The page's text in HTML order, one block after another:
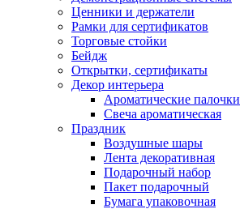
Ценники и держатели
Рамки для сертификатов
Торговые стойки
Бейдж
Открытки, сертификаты
Декор интерьера
Ароматические палочки
Свеча ароматическая
Праздник
Воздушные шары
Лента декоративная
Подарочный набор
Пакет подарочный
Бумага упаковочная